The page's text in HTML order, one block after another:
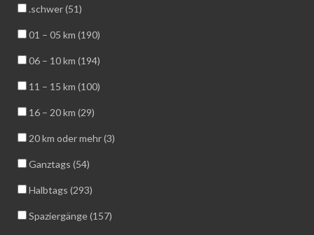
.schwer (51)
01 – 05 km (190)
06 – 10 km (194)
11 – 15 km (100)
16 – 20 km (29)
20 km oder mehr (3)
Ganztags (54)
Halbtags (293)
Spaziergänge (157)